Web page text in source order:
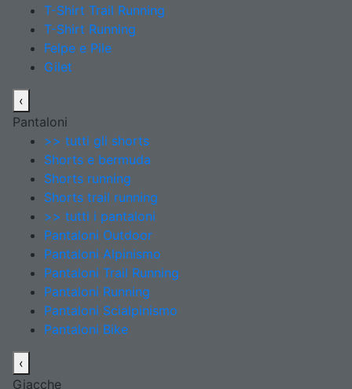
T-Shirt Trail Running
T-Shirt Running
Felpe e Pile
Gilet
‹
Pantaloni
>> tutti gli shorts
Shorts e bermuda
Shorts running
Shorts trail running
>> tutti i pantaloni
Pantaloni Outdoor
Pantaloni Alpinismo
Pantaloni Trail Running
Pantaloni Running
Pantaloni Scialpinismo
Pantaloni Bike
‹
Giacche